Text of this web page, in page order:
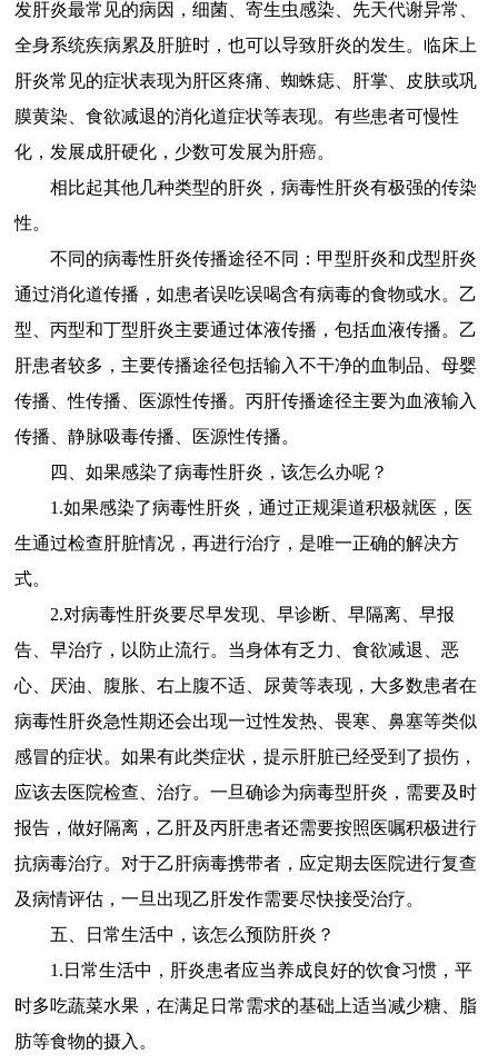
发肝炎最常见的病因，细菌、寄生虫感染、先天代谢异常、
全身系统疾病累及肝脏时，也可以导致肝炎的发生。临床上
肝炎常见的症状表现为肝区疼痛、蜘蛛痣、肝掌、皮肤或巩
膜黄染、食欲减退的消化道症状等表现。有些患者可慢性
化，发展成肝硬化，少数可发展为肝癌。
相比起其他几种类型的肝炎，病毒性肝炎有极强的传染
性。
不同的病毒性肝炎传播途径不同：甲型肝炎和戊型肝炎
通过消化道传播，如患者误吃误喝含有病毒的食物或水。乙
型、丙型和丁型肝炎主要通过体液传播，包括血液传播。乙
肝患者较多，主要传播途径包括输入不干净的血制品、母婴
传播、性传播、医源性传播。丙肝传播途径主要为血液输入
传播、静脉吸毒传播、医源性传播。
四、如果感染了病毒性肝炎，该怎么办呢？
1.如果感染了病毒性肝炎，通过正规渠道积极就医，医
生通过检查肝脏情况，再进行治疗，是唯一正确的解决方
式。
2.对病毒性肝炎要尽早发现、早诊断、早隔离、早报
告、早治疗，以防止流行。当身体有乏力、食欲减退、恶
心、厌油、腹胀、右上腹不适、尿黄等表现，大多数患者在
病毒性肝炎急性期还会出现一过性发热、畏寒、鼻塞等类似
感冒的症状。如果有此类症状，提示肝脏已经受到了损伤，
应该去医院检查、治疗。一旦确诊为病毒型肝炎，需要及时
报告，做好隔离，乙肝及丙肝患者还需要按照医嘱积极进行
抗病毒治疗。对于乙肝病毒携带者，应定期去医院进行复查
及病情评估，一旦出现乙肝发作需要尽快接受治疗。
五、日常生活中，该怎么预防肝炎？
1.日常生活中，肝炎患者应当养成良好的饮食习惯，平
时多吃蔬菜水果，在满足日常需求的基础上适当减少糖、脂
肪等食物的摄入。